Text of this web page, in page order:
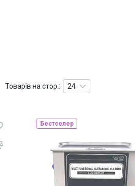
Товарів на стор.: 24
Бестселер